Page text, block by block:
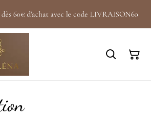
60€ d'achat avec le code LIVRAISON60